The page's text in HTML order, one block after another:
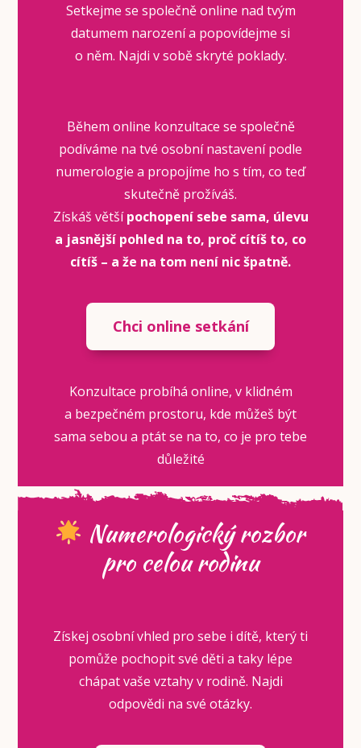
Setkejme se společně online nad tvým
datumem narození a popovídejme si
o něm. Najdi v sobě skryté poklady.
Během online konzultace se společně
podíváme na tvé osobní nastavení podle
numerologie a propojíme ho s tím, co teď
skutečně prožíváš.
Získáš většípochopení sebe sama, úlevu
a jasnější pohled na to, proč cítíš to, co
cítíš – a že na tom není nic špatně.
Chci online setkání
Konzultace probíhá online, v klidném
a bezpečném prostoru, kde můžeš být
sama sebou a ptát se na to, co je pro tebe
důležité
Numerologický rozbor
pro celou rodinu
Získej osobní vhled pro sebe i dítě, který ti
pomůže pochopit své děti a taky lépe
chápat vaše vztahy v rodině. Najdi
odpovědi na své otázky.